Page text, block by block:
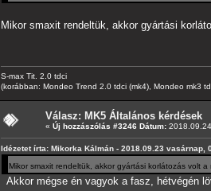
Mikor smaxit rendeltük, akkor gyártási
S-max Tit. 2.0 tdci
(korábban: Mondeo Trend 2.0 tdci (mk4), Mondeo mk3
Válasz: MK5 Általános kérdések
« Új hozzászólás #3246 Dátum:
Idézetet írta: Mikorka Kálmán - 2018.09.23 vasárnap,
Mikor smaxit rendeltük, akkor gyártási korlátozás volt
Akkor mégse én vagyok a fasz, hétvégén